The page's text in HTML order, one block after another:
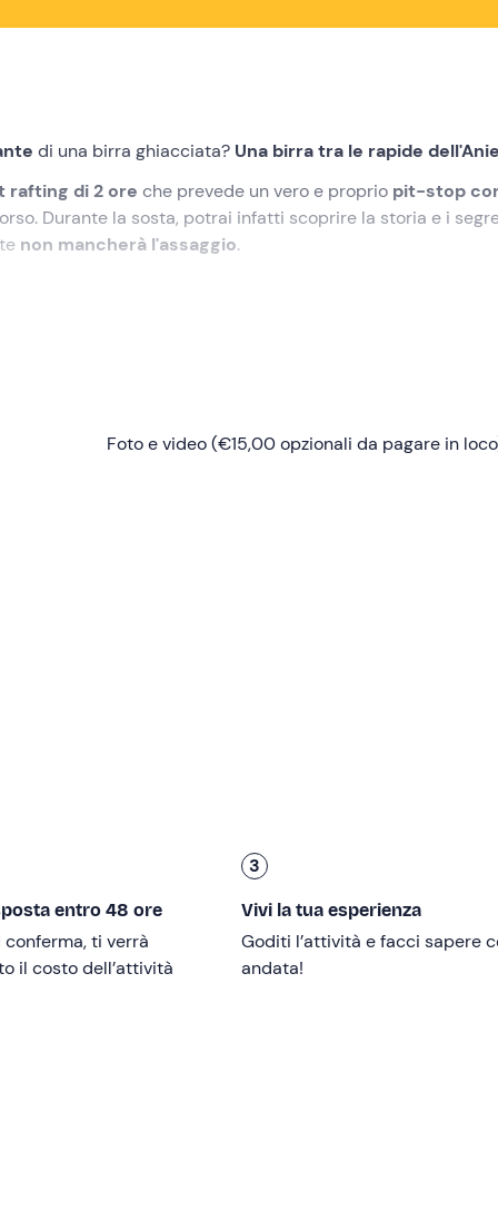
di una birra ghiacciata? Una birra tra le rapide
rafting di 2 ore che prevede un vero e proprio pit-stop
Durante la sosta, potrai infatti scoprire la storia e i
non mancherà l'assaggio.
in gruppi e assisteremo a unbriefing di circa15 minuti.
avventura di
il
del gommone per continuare il
di 18 anni non accompagnati possono partecipare previa
maggiorenni, per i minorenni è prevista una bibita
Foto e video (€15,00 opzionali da pagare in
entro 48 ore
conferma, ti verrà
il costo dell’attività
3
Vivi la tua esperienza
Goditi l’attività e facci sapere
andata!